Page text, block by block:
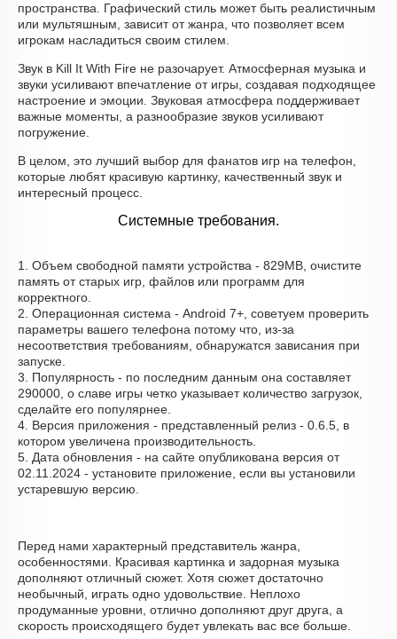
пространства. Графический стиль может быть реалистичным
или мультяшным, зависит от жанра, что позволяет всем
игрокам насладиться своим стилем.
Звук в Kill It With Fire не разочарует. Атмосферная музыка и
звуки усиливают впечатление от игры, создавая подходящее
настроение и эмоции. Звуковая атмосфера поддерживает
важные моменты, а разнообразие звуков усиливают
погружение.
В целом, это лучший выбор для фанатов игр на телефон,
которые любят красивую картинку, качественный звук и
интересный процесс.
Системные требования.
1. Объем свободной памяти устройства - 829MB, очистите
память от старых игр, файлов или программ для
корректного.
2. Операционная система - Android 7+, советуем проверить
параметры вашего телефона потому что, из-за
несоответствия требованиям, обнаружатся зависания при
запуске.
3. Популярность - по последним данным она составляет
290000, о cлаве игры четко указывает количество загрузок,
сделайте его популярнее.
4. Версия приложения - представленный релиз - 0.6.5, в
котором увеличена производительность.
5. Дата обновления - на сайте опубликована версия от
02.11.2024 - установите приложение, если вы установили
устаревшую версию.
Перед нами характерный представитель жанра,
особенностями. Красивая картинка и задорная музыка
дополняют отличный сюжет. Хотя сюжет достаточно
необычный, играть одно удовольствие. Неплохо
продуманные уровни, отлично дополняют друг друга, а
скорость происходящего будет увлекать вас все больше.